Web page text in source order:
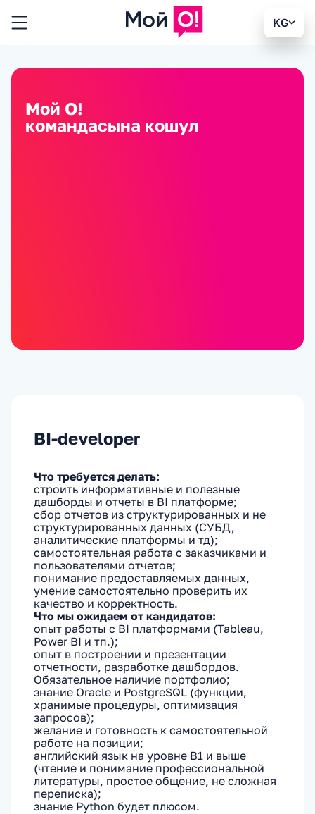
KG
Мой О!
командасына кошул
BI-developer
Что требуется делать:
строить информативные и полезные
дашборды и отчеты в BI платформе;
сбор отчетов из структурированных и не
структурированных данных (СУБД,
аналитические платформы и тд);
самостоятельная работа с заказчиками и
пользователями отчетов;
понимание предоставляемых данных,
умение самостоятельно проверить их
качество и корректность.
Что мы ожидаем от кандидатов:
опыт работы с BI платформами (Tableau,
Power BI и тп.);
опыт в построении и презентации
отчетности, разработке дашбордов.
Обязательное наличие портфолио;
знание Oracle и PostgreSQL (функции,
хранимые процедуры, оптимизация
запросов);
желание и готовность к самостоятельной
работе на позиции;
английский язык на уровне B1 и выше
(чтение и понимание профессиональной
литературы, простое общение, не сложная
переписка);
знание Python будет плюсом.